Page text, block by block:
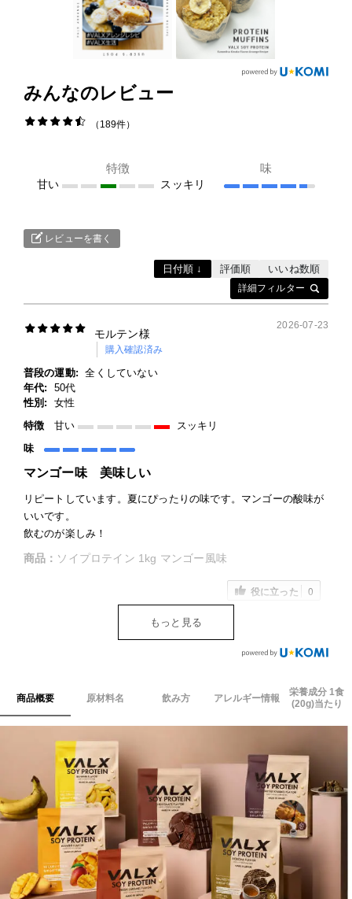
FOLLOW US
ENGLISH
みんなのレビュー
189件
特徴
甘い スッキリ
味
レビューを書く
詳細フィルター
日付順 ↓ 評価順 いいね数順
モルテン様
購入確認済み
2026-07-23
普段の運動: 全くしていない
年代:
50代
性別:
女性
特徴
甘い
スッキリ
味
マンゴー味 美味しい
リピートしています。夏にぴったりの味です。マンゴーの酸味が
いいです。
飲むのが楽しみ！
商品： ソイプロテイン 1kg マンゴー風味
役に立った 0
もっと見る
商品概要 原材料名 飲み方 アレルギー情報
栄養成分 1食
(20g)当たり